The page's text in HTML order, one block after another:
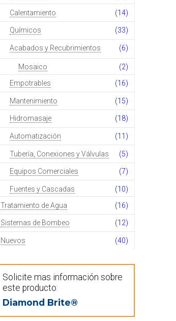
Calentamiento (14)
Químicos (33)
Acabados y Recubrimientos (6)
Mosaico
(2)
Empotrables
(16)
Mantenimiento (15)
Hidromasaje (18)
Automatización (11)
Tubería, Conexiones y Válvulas (5)
Equipos Comerciales (7)
Fuentes y Cascadas
(10)
Tratamiento de Agua
(16)
Sistemas de Bombeo (12)
Nuevos (40)
Solicite mas información sobre
este producto:
Diamond Brite®